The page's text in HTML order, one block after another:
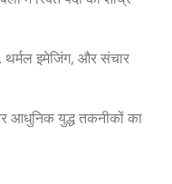
थर्मल इमेजिंग, और संचार
आधुनिक युद्ध तकनीकों का